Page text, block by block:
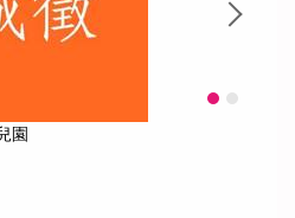
園